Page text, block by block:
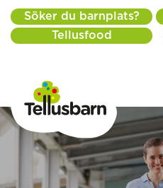
Söker du barnplats?
Tellusfood